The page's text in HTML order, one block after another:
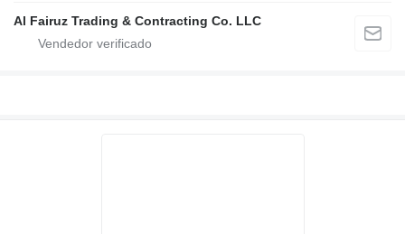
Al Fairuz Trading & Contracting Co. LLC